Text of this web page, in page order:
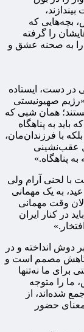
بچه‌هایی که
را گرفته
را به صحنه عشق و
در دست، ایستاده
صهیونیستی
همان شبی که
باید به پناهگاه
با فرزندان‌مان،
عقب‌نشینی
پناهگاه.»
با لحنی آرام ولی
به یک مهمانی
وقت مهمانی
در کنار ایران
دوش انداخته و در
نگاهش مصمم است و
برای ما نه‌تنها
ما را متوجه
شده‌اند، از
حضور